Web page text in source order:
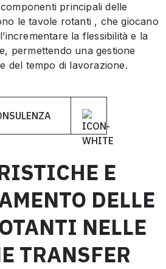
principali delle
le tavole rotanti , che giocano
la flessibilità e la
permettendo una gestione
del tempo di lavorazione.
E
DELLE
NELLE
TRANSFER